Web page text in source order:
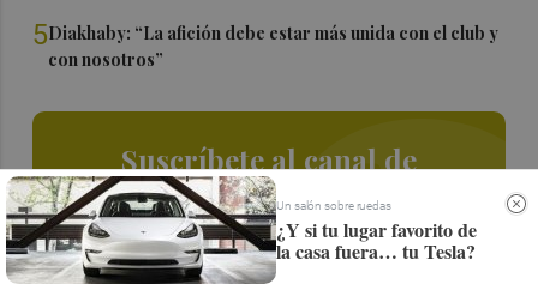
5Diakhaby: “La afición debe estar más unida con el club y
con nosotros”
Suscríbete al canal de
Whatsapp
Siempre al día de las últimas noticias
¡Quiero suscribirme!
Un salón sobre ruedas
¿Y si tu lugar favorito de
la casa fuera… tu Tesla?